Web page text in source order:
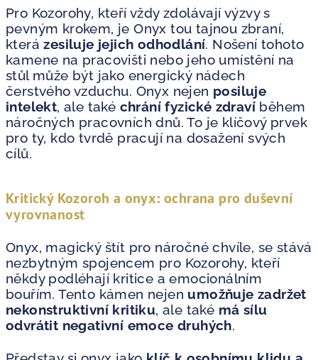
Pro Kozorohy, kteří vždy zdolávají výzvy s
pevným krokem, je Onyx tou tajnou zbraní,
kterázesiluje jejich odhodlání. Nošení tohoto
kamene na pracovišti nebo jeho umístění na
stůl může být jako energický nádech
čerstvého vzduchu. Onyx nejen posiluje
intelekt, ale také chrání fyzické zdraví během
náročných pracovních dnů. To je klíčový prvek
pro ty, kdo tvrdě pracují na dosažení svých
cílů.
Kritický Kozoroh a onyx: ochrana pro duševní
vyrovnanost
Onyx, magický štít pro náročné chvíle, se stává
nezbytným spojencem pro Kozorohy, kteří
někdy podléhají kritice a emocionálním
bouřím. Tento kámen nejen umožňuje zadržet
nekonstruktivní kritiku, ale také má sílu
odvrátit negativní emoce druhých.